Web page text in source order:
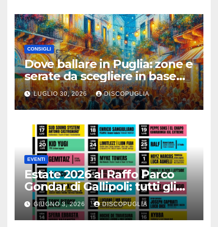
CONSIGLI
Dove ballare in Puglia: zone e
serate da scegliere in base
alla vacanza
LUGLIO 30, 2026 DISCOPUGLIA
EVENTI
Estate 2026 al Raffo Parco
Gondar di Gallipoli: tutti gli
eventi da non perdere!
GIUGNO 3, 2026 DISCOPUGLIA